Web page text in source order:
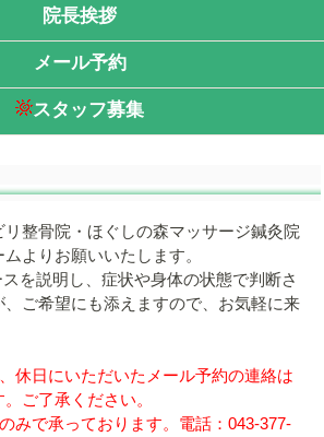
院長挨拶
メール予約
スタッフ募集
整骨院・ほぐしの森マッサージ鍼灸院
よりお願いいたします。
を説明し、症状や身体の状態で判断さ
ご希望にも添えますので、お気軽に来
休日にいただいたメール予約の連絡は
ご了承ください。
みで承っております。電話：043-377-